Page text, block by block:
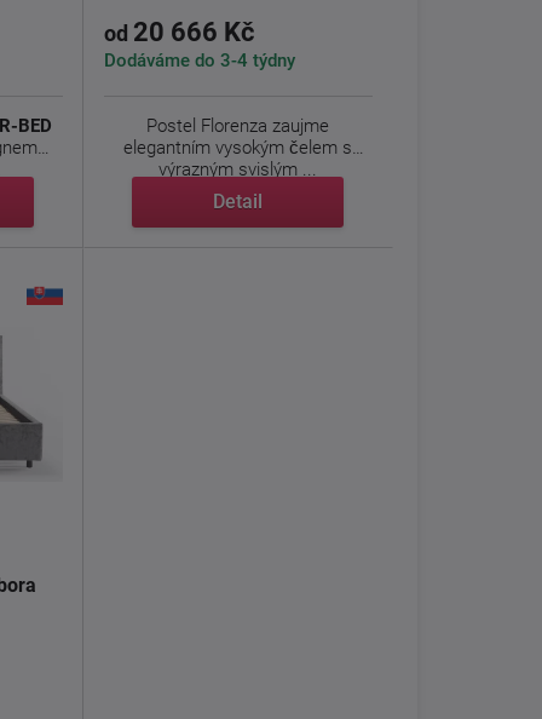
BED
od 20 666 Kč
Dodáváme do 3-4 týdny
Postel Florenza zaujme
elegantním vysokým čelem s
výrazným svislým ...
Detail